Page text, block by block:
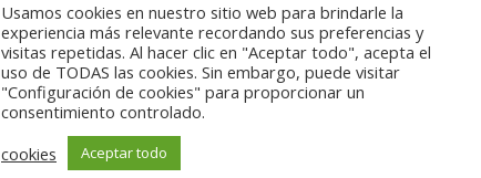
Wow! Glavrida aliquet miac felis quis rhoncus
venenatis. Praesent pellent for esque a arcu
ut eleifend. Nam ac velit quis ante dolor for
Usamos cookies en nuestro sitio web para brindarle la
experiencia más relevante recordando sus preferencias y
visitas repetidas. Al hacer clic en "Aceptar todo", acepta el
uso de TODAS las cookies. Sin embargo, puede visitar
"Configuración de cookies" para proporcionar un
consentimiento controlado.
cookies
Aceptar todo